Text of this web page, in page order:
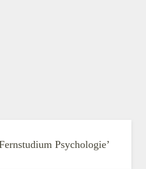
Psychologie’